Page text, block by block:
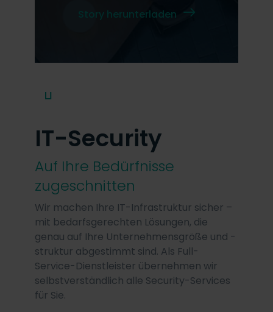
Story herunterladen
1
IT-Security
Auf Ihre Bedürfnisse
zugeschnitten
Wir machen Ihre IT-Infrastruktur sicher –
mit bedarfsgerechten Lösungen, die
genau auf Ihre Unternehmensgröße und -
struktur abgestimmt sind. Als Full-
Service-Dienstleister übernehmen wir
selbstverständlich alle Security-Services
für Sie.